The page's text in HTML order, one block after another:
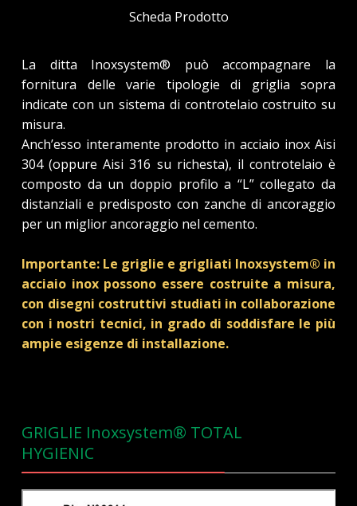
Scheda Prodotto
La ditta Inoxsystem® può accompagnare la
fornitura delle varie tipologie di griglia sopra
indicate con un sistema di controtelaio costruito su
misura.
Anch’esso interamente prodotto in acciaio inox Aisi
304 (oppure Aisi 316 su richesta), il controtelaio è
composto da un doppio profilo a “L” collegato da
distanziali e predisposto con zanche di ancoraggio
per un miglior ancoraggio nel cemento.
Importante: Le griglie e grigliati Inoxsystem® in
acciaio inox possono essere costruite a misura,
con disegni costruttivi studiati in collaborazione
con i nostri tecnici, in grado di soddisfare le più
ampie esigenze di installazione.
GRIGLIE Inoxsystem® TOTAL
HYGIENIC